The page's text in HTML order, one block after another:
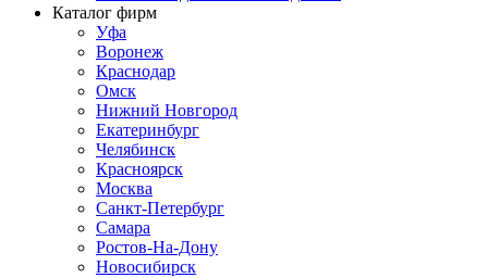
Каталог фирм
Уфа
Воронеж
Краснодар
Омск
Нижний Новгород
Екатеринбург
Челябинск
Красноярск
Москва
Санкт-Петербург
Самара
Ростов-На-Дону
Новосибирск